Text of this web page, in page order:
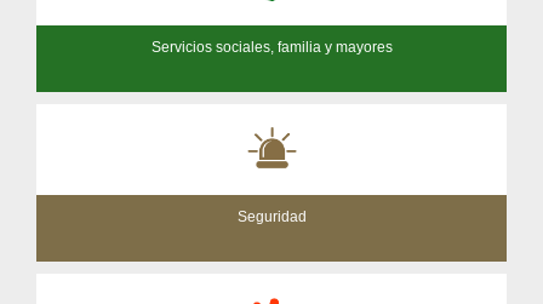
Servicios sociales, familia y mayores
Seguridad